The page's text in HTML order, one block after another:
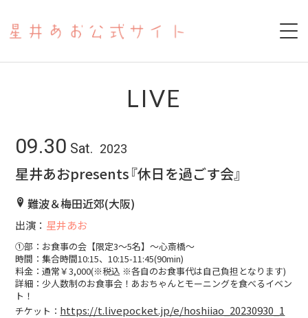
17LIVE
LIVE
09.30 Sat. 2023
星井あおpresents『休日を過ごす会』
難波＆梅田近郊(大阪)
出演： 星井あお
①部：お食事の会【限定3〜5名】〜心斎橋〜
時間：集合時間10:15、10:15-11:45(90min)
料金：通常￥3,000(※税込 ※各自のお食事代は自己負担となります)
詳細：少人数制のお食事会！あおちゃんとモーニングを食べるイベン
ト！
チケット： https://t.livepocket.jp/e/hoshiiao_20230930_1